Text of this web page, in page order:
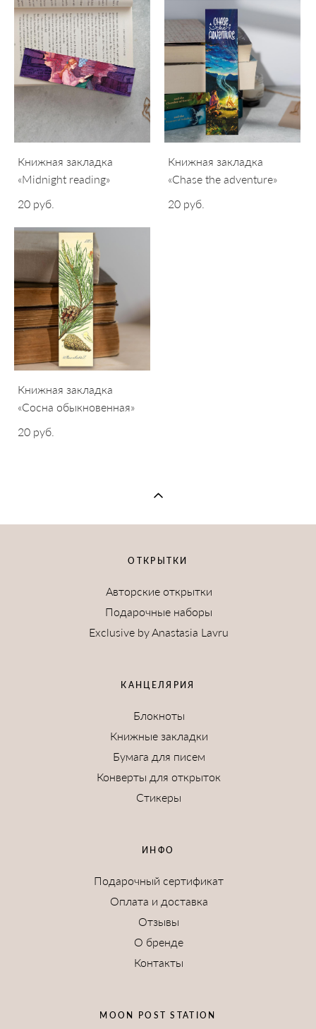
Книжная закладка
«Midnight reading»
20 pуб.
Книжная закладка
«Chase the adventure»
20 pуб.
Книжная закладка
«Сосна обыкновенная»
20 pуб.
ОТКРЫТКИ
Авторские открытки
Подарочные наборы
Exclusive by Anastasia Lavru
КАНЦЕЛЯРИЯ
Блокноты
Книжные закладки
Бумага для писем
Конверты для открыток
Стикеры
ИНФО
Подарочный сертификат
Оплата и доставка
Отзывы
О бренде
Контакты
MOON POST STATION